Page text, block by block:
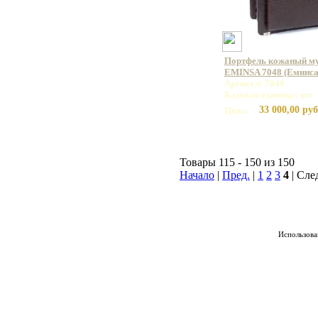
Портфель кожаный
EMINSA 7048
Артикул: 7048
Базовая единица: шт
Цена:
33 000,00
Товары 115 - 150 из 150
Начало
Пред. 1 2 3 4 |